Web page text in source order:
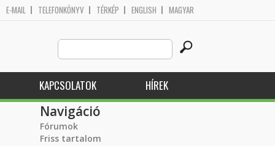
E-MAIL TELEFONKÖNYV TÉRKÉP ENGLISH MAGYAR
Search
this
site
KAPCSOLATOK HÍREK
Navigáció
Fórumok
Friss tartalom